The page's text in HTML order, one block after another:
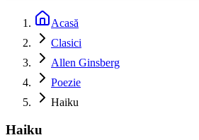
Acasă
Clasici
Allen Ginsberg
Poezie
Haiku
Haiku